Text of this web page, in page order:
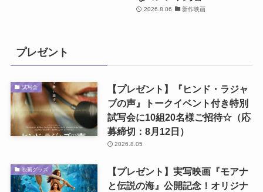
2026.8.06 新作映画
プレゼント
試写会
【プレゼント】『ヒンド・ラジャ
ブの声』トークイベント付き特別
試写会に10組20名様ご招待☆（応
募締切：8月12日）
2026.8.05
映画グッズ
【プレゼント】実写映画『モアナ
と伝説の海』公開記念！オリジナ